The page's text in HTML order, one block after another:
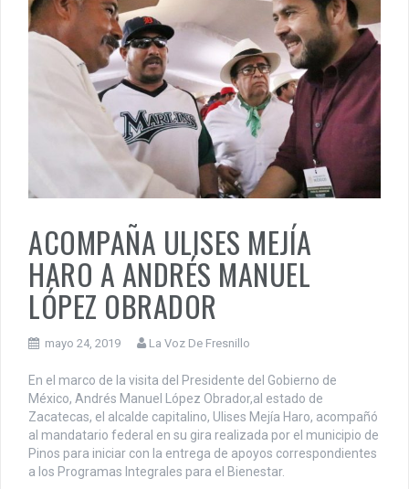
ACOMPAÑA ULISES MEJÍA
HARO A ANDRÉS MANUEL
LÓPEZ OBRADOR
mayo 24, 2019 La Voz De Fresnillo
En el marco de la visita del Presidente del Gobierno de
México, Andrés Manuel López Obrador,al estado de
Zacatecas, el alcalde capitalino, Ulises Mejía Haro, acompañó
al mandatario federal en su gira realizada por el municipio de
Pinos para iniciar con la entrega de apoyos correspondientes
a los Programas Integrales para el Bienestar.